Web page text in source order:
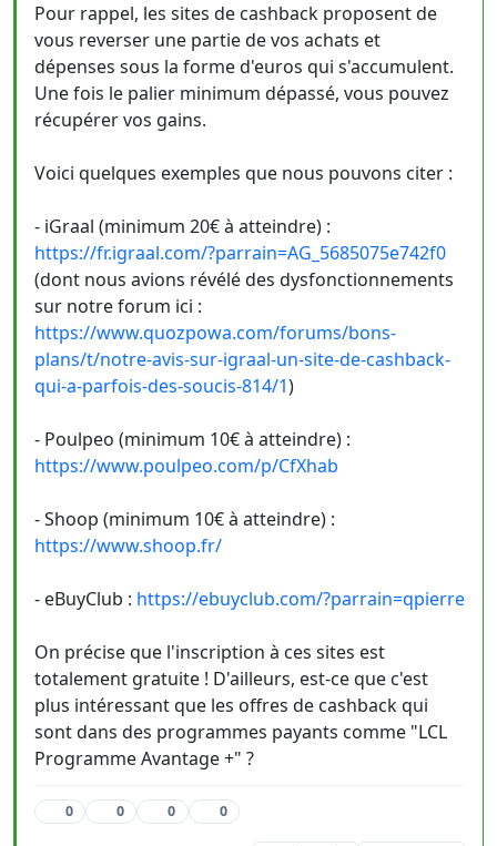
Pour rappel, les sites de cashback proposent de
vous reverser une partie de vos achats et
dépenses sous la forme d'euros qui s'accumulent.
Une fois le palier minimum dépassé, vous pouvez
récupérer vos gains.
Voici quelques exemples que nous pouvons citer :
- iGraal (minimum 20€ à atteindre) :
https://fr.igraal.com/?parrain=AG_5685075e742f0
(dont nous avions révélé des dysfonctionnements
sur notre forum ici :
https://www.quozpowa.com/forums/bons-
plans/t/notre-avis-sur-igraal-un-site-de-cashback-
qui-a-parfois-des-soucis-814/1)
- Poulpeo (minimum 10€ à atteindre) :
https://www.poulpeo.com/p/CfXhab
- Shoop (minimum 10€ à atteindre) :
https://www.shoop.fr/
- eBuyClub : https://ebuyclub.com/?parrain=qpierre
On précise que l'inscription à ces sites est
totalement gratuite ! D'ailleurs, est-ce que c'est
plus intéressant que les offres de cashback qui
sont dans des programmes payants comme "LCL
Programme Avantage +" ?
0 0 0 0